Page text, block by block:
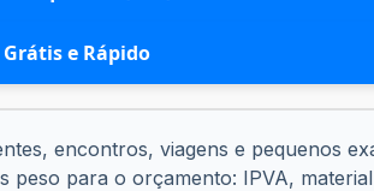
Grátis e Rápido
encontros, viagens e pequenos
para o orçamento: IPVA,